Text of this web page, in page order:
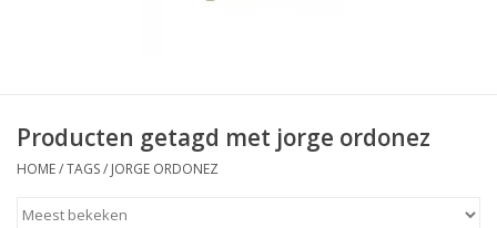
Bubbels & Vermout
Producten getagd met jorge ordonez
HOME/TAGS/ JORGE ORDONEZ